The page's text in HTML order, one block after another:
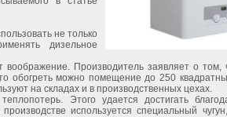
не только
дизельное
Производитель заявляет о том,
обогреть можно помещение до 250
на складах и в производственных цехах.
Этого удается достигать
используется специальный